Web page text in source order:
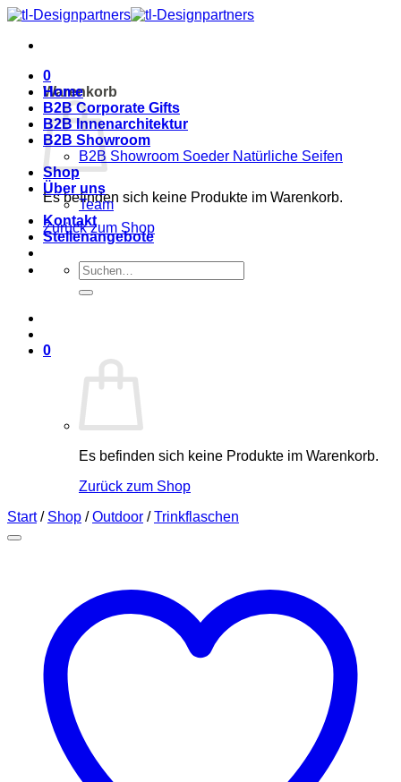
Zum
springen
0
Warenkorb
Es befinden sich keine Produkte im Warenkorb.
Zurück zum Shop
Home
B2B Corporate Gifts
B2B Innenarchitektur
B2B Showroom
B2B Showroom Soeder Natürliche Seifen
Shop
Über uns
Team
Kontakt
Stellenangebote
Suche
nach:
0
Es befinden sich keine Produkte im Warenkorb.
Zurück zum Shop
Start / Shop / Outdoor / Trinkflaschen